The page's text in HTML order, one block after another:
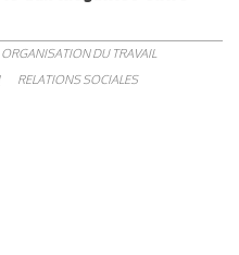
ORGANISATION DU TRAVAIL
RELATIONS SOCIALES